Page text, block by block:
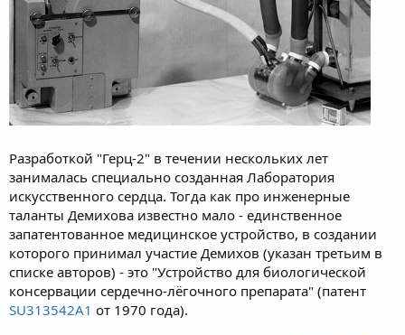
Разработкой "Герц-2" в течении нескольких лет
занималась специально созданная Лаборатория
искусственного сердца. Тогда как про инженерные
таланты Демихова известно мало - единственное
запатентованное медицинское устройство, в создании
которого принимал участие Демихов (указан третьим в
списке авторов) - это "Устройство для биологической
консервации сердечно-лёгочного препарата" (патент
SU313542A1 от 1970 года).